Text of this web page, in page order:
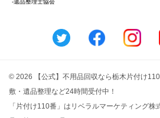
-遺品整理士協会
© 2026 【公式】不用品回収なら栃木片付け
敷・遺品整理など24時間受付中！
「片付け110番」はリベラルマーケティング